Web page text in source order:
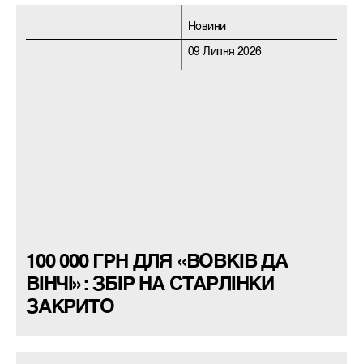
Новини
09 Липня 2026
100 000 ГРН ДЛЯ «ВОВКІВ ДА
ВІНЧІ»: ЗБІР НА СТАРЛІНКИ
ЗАКРИТО